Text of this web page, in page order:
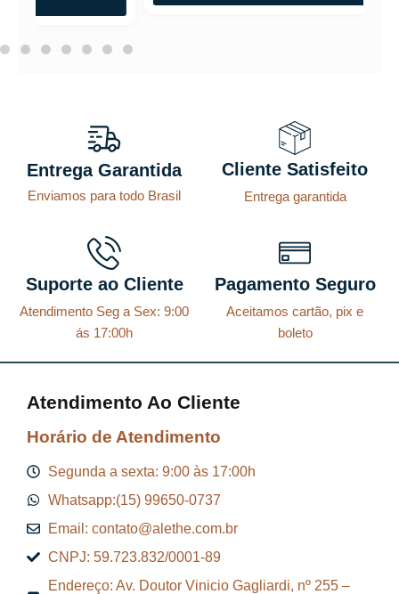
Entrega Garantida
Enviamos para todo Brasil
Cliente Satisfeito
Entrega garantida
Suporte ao Cliente
Atendimento Seg a Sex: 9:00
ás 17:00h
Pagamento Seguro
Aceitamos cartão, pix e
boleto
Atendimento Ao Cliente
Horário de Atendimento
Segunda a sexta: 9:00 às 17:00h
Whatsapp:(15) 99650-0737
Email: contato@alethe.com.br
CNPJ: 59.723.832/0001-89
Endereço: Av. Doutor Vinicio Gagliardi, nº 255 –